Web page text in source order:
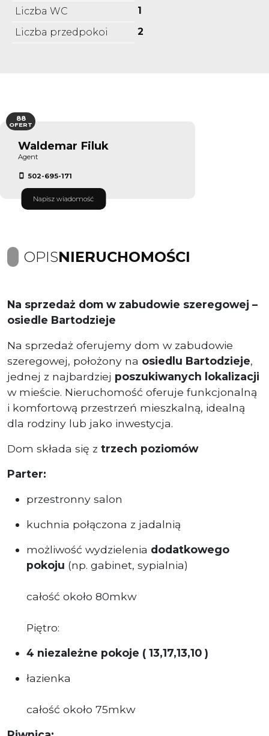
Liczba WC
1
Liczba przedpokoi
2
Waldemar Filuk
Agent
502-695-171
Napisz wiadomość
88
OFERT
OPISNIERUCHOMOŚCI
Na sprzedaż dom w zabudowie szeregowej –
osiedle Bartodzieje
Na sprzedaż oferujemy dom w zabudowie
szeregowej, położony na osiedlu Bartodzieje,
jednej z najbardziej poszukiwanych lokalizacji
w mieście. Nieruchomość oferuje funkcjonalną
i komfortową przestrzeń mieszkalną, idealną
dla rodziny lub jako inwestycja.
Dom składa się z trzech poziomów
Parter:
przestronny salon
kuchnia połączona z jadalnią
możliwość wydzielenia dodatkowego
pokoju (np. gabinet, sypialnia)
całość około 80mkw
Piętro:
4 niezależne pokoje ( 13,17,13,10 )
łazienka
całość około 75mkw